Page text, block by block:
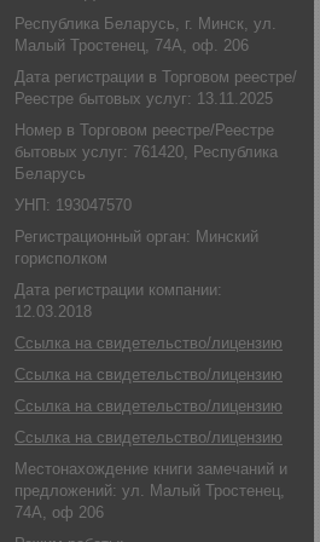
Республика Беларусь, г. Минск, ул.
Малый Тростенец, 74А, оф. 206
Дата регистрации в Торговом реестре/
Реестре бытовых услуг: 13.11.2025
Номер в Торговом реестре/Реестре
бытовых услуг: 761420, Республика
Беларусь
УНП: 193047570
Регистрационный орган: Минский
горисполком
Дата регистрации компании:
12.03.2018
Ссылка на свидетельство/лицензию
Ссылка на свидетельство/лицензию
Ссылка на свидетельство/лицензию
Ссылка на свидетельство/лицензию
Местонахождение книги замечаний и
предложений: ул. Малый Тростенец,
74А, оф 206